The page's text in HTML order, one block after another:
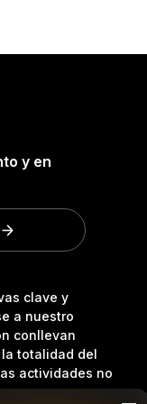
clave y
a nuestro
conllevan
totalidad del
actividades no
y en